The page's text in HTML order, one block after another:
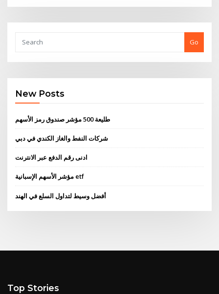
Go
New Posts
طليعة 500 مؤشر صندوق رمز الأسهم
شركات النفط والغاز الكندي في دبي
ادنى رقم الدفع عبر الانترنت
مؤشر الأسهم الإسبانية etf
أفضل وسيط لتداول السلع في الهند
Top Stories